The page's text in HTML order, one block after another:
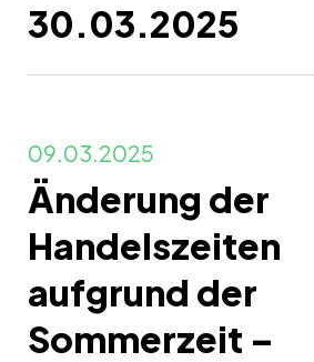
30.03.2025
09.03.2025
Änderung der
Handelszeiten
aufgrund der
Sommerzeit –